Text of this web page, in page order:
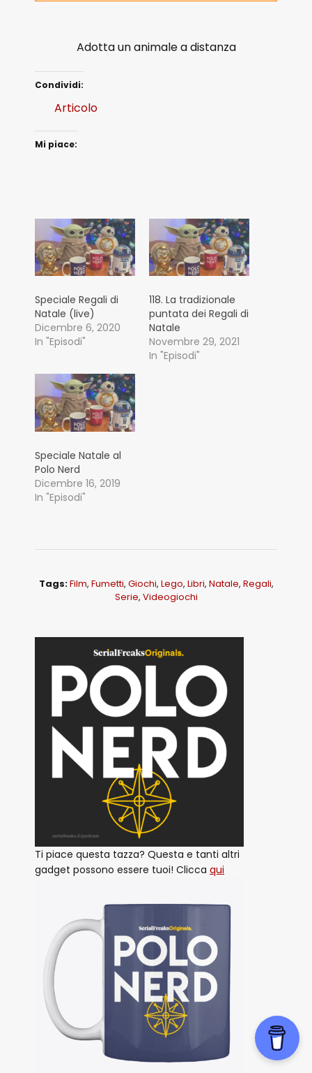
Adotta un animale a distanza
Condividi:
Articolo
Mi piace:
Speciale Regali di
Natale (live)
Dicembre 6, 2020
In "Episodi"
118. La tradizionale
puntata dei Regali di
Natale
Novembre 29, 2021
In "Episodi"
Speciale Natale al
Polo Nerd
Dicembre 16, 2019
In "Episodi"
Tags:Film, Fumetti, Giochi, Lego, Libri, Natale, Regali,
Serie, Videogiochi
Ti piace questa tazza? Questa e tanti altri
gadget possono essere tuoi! Clicca qui